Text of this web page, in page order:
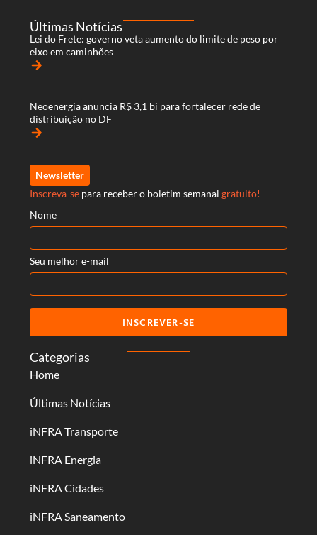
Categorias
Home
Últimas Notícias
iNFRA Transporte
iNFRA Energia
iNFRA Cidades
iNFRA Saneamento
Últimas Notícias
Lei do Frete: governo veta aumento do limite de peso por
eixo em caminhões
arrow_forward
Neoenergia anuncia R$ 3,1 bi para fortalecer rede de
distribuição no DF
arrow_forward
Newsletter
Inscreva-se para receber o boletim semanal gratuito!
Nome
Seu melhor e-mail
INSCREVER-SE